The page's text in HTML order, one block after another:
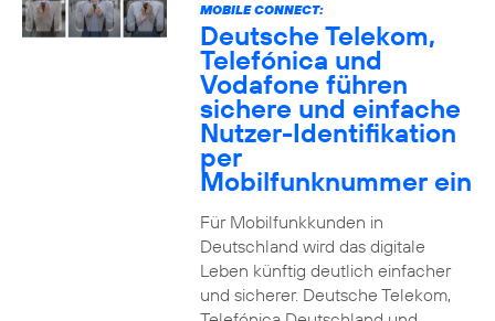
MOBILE CONNECT:
Deutsche Telekom,
Telefónica und
Vodafone führen
sichere und einfache
Nutzer-Identifikation
per
Mobilfunknummer ein
Für Mobilfunkkunden in
Deutschland wird das digitale
Leben künftig deutlich einfacher
und sicherer. Deutsche Telekom,